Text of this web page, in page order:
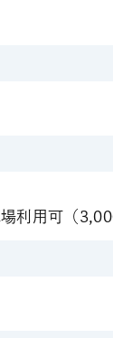
利用可（